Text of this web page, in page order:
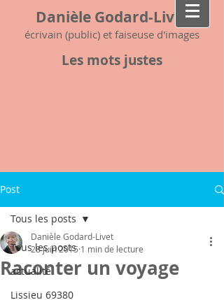
Danièle Godard-Livet
écrivain (public) et faiseuse d'images
Les mots justes
Post
Tous les posts
actualité
Lissieu 69380
Tous les posts
Raconter un voyage
Danièle Godard-Livet
28 juin 2015 1 min de lecture